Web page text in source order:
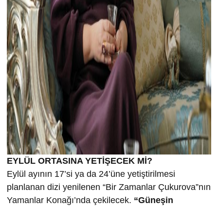
EYLÜL ORTASINA YETİŞECEK Mİ?
Eylül ayının 17’si ya da 24’üne yetiştirilmesi
planlanan dizi yenilenen “Bir Zamanlar Çukurova”nın
Yamanlar Konağı’nda çekilecek. “Güneşin